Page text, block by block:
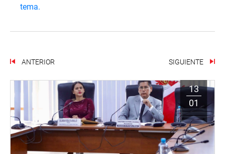
tema.
ANTERIOR SIGUIENTE
13
01